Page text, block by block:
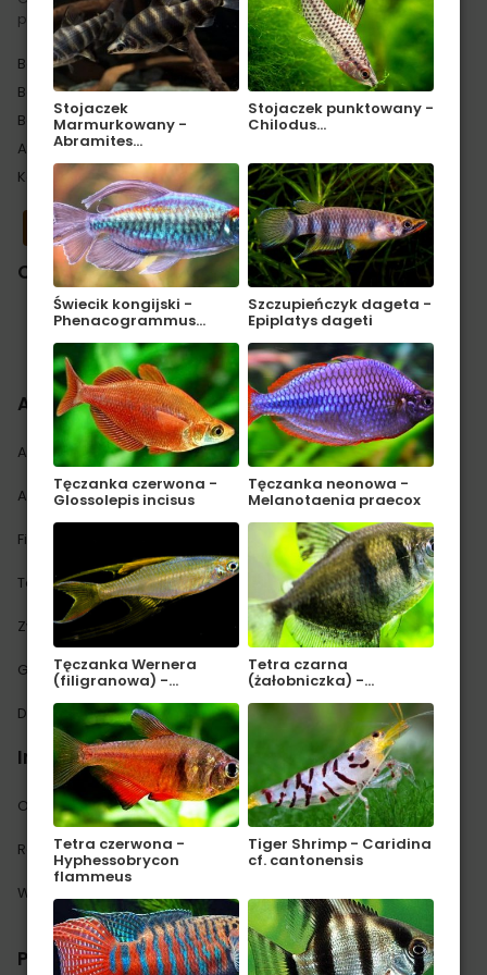
Stojaczek
Marmurkowany -
Abramites…
Stojaczek punktowany -
Chilodus…
Świecik kongijski -
Phenacogrammus…
Szczupieńczyk dageta -
Epiplatys dageti
Tęczanka czerwona -
Glossolepis incisus
Tęczanka neonowa -
Melanotaenia praecox
Tęczanka Wernera
(filigranowa) -…
Tetra czarna
(żałobniczka) -…
Tetra czerwona -
Hyphessobrycon
flammeus
Tiger Shrimp - Caridina
cf. cantonensis
profesjonalnych aranżacji.
Baza akwariów
Baza opisów roślin akwariowych
Baza opisów ryb i bezkręgowców
Atlas glonów
Kalkulatory
Zobacz forum
Obserwujnas
Facebook Instagram YouTube TikTok X RSS
Artykuły
Aktualności i ciekawostki Dla początkujących
Aranżacja i pielęgnacja Oświetlenie
Filtracja Podłoże
Technika CO2 Nawożenie
Zwierzęta Rośliny
Glony Paludarium i wabi-kusa
DIY - zrób to sam Recenzje
Informacje
O nas Mapa strony
Regulamin Polityka prywatności
Współpraca i reklama
Profesjonalnysklep akwarystyczny